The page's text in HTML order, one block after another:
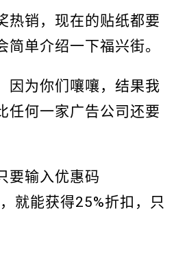
热销，现在的贴纸都要
简单介绍一下福兴街。
因为你们嚷嚷，结果我
任何一家广告公司还要
要输入优惠码
就能获得25%折扣，只